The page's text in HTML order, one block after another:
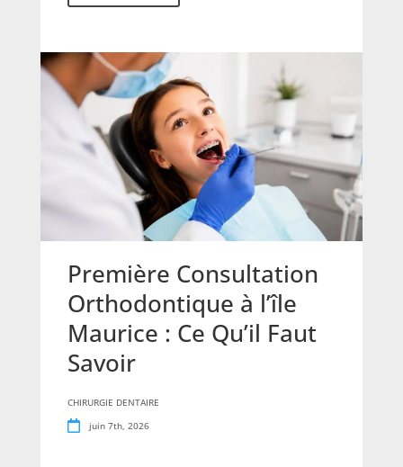
Première Consultation
Orthodontique à l’île
Maurice : Ce Qu’il Faut
Savoir
CHIRURGIE DENTAIRE
juin 7th, 2026